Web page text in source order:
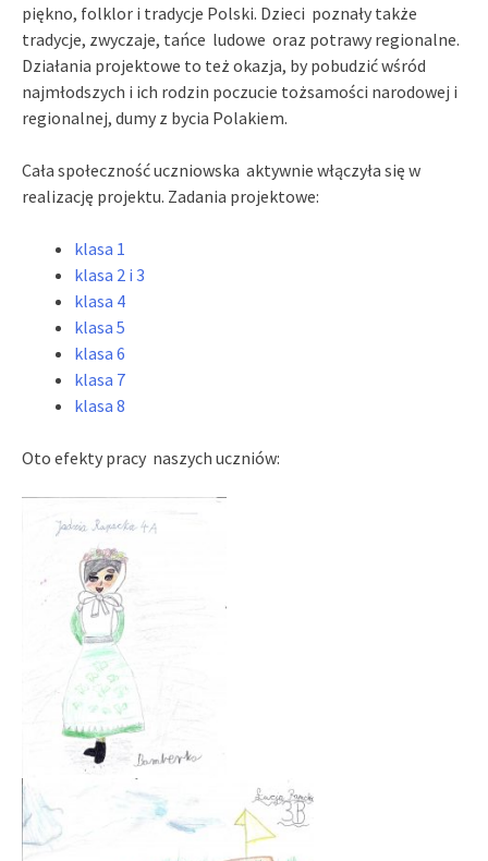
piękno, folklor i tradycje Polski. Dzieci poznały także
tradycje, zwyczaje, tańce ludowe oraz potrawy regionalne.
Działania projektowe to też okazja, by pobudzić wśród
najmłodszych i ich rodzin poczucie tożsamości narodowej i
regionalnej, dumy z bycia Polakiem.
Cała społeczność uczniowska aktywnie włączyła się w
realizację projektu. Zadania projektowe:
klasa 1
klasa 2 i 3
klasa 4
klasa 5
klasa 6
klasa 7
klasa 8
Oto efekty pracy naszych uczniów: